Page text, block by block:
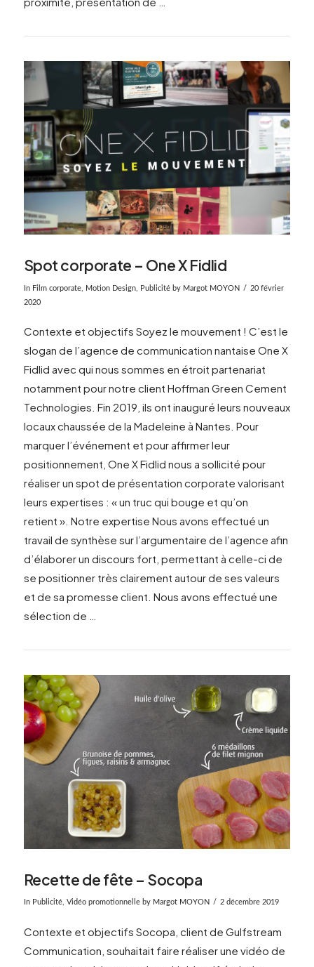
Spot corporate – One X Fidlid
In Film corporate, Motion Design, Publicitéby Margot MOYON
20 février
2020
Contexte et objectifs Soyez le mouvement ! C’est le
slogan de l’agence de communication nantaise One X
Fidlid avec qui nous sommes en étroit partenariat
notamment pour notre client Hoffman Green Cement
Technologies. Fin 2019, ils ont inauguré leurs nouveaux
locaux chaussée de la Madeleine à Nantes. Pour
marquer l’événement et pour affirmer leur
positionnement, One X Fidlid nous a sollicité pour
réaliser un spot de présentation corporate valorisant
leurs expertises : « un truc qui bouge et qu’on
retient ». Notre expertise Nous avons effectué un
travail de synthèse sur l’argumentaire de l’agence afin
d’élaborer un discours fort, permettant à celle-ci de
se positionner très clairement autour de ses valeurs
et de sa promesse client. Nous avons effectué une
sélection de …
Recette de fête – Socopa
In Publicité, Vidéo promotionnelleby Margot MOYON 2 décembre 2019
Contexte et objectifs Socopa, client de Gulfstream
Communication, souhaitait faire réaliser une vidéo de